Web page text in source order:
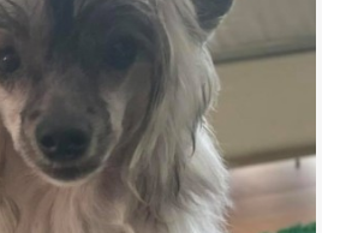
© 2026 eStránky.sk |